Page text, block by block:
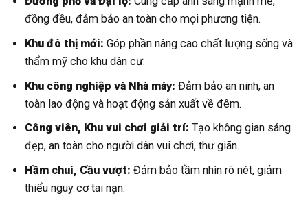
đồng đều, đảm bảo an toàn cho mọi phương tiện.
Khu đô thị mới: Góp phần nâng cao chất lượng sống và
thẩm mỹ cho khu dân cư.
Khu công nghiệp và Nhà máy: Đảm bảo an ninh, an
toàn lao động và hoạt động sản xuất về đêm.
Công viên, Khu vui chơi giải trí: Tạo không gian sáng
đẹp, an toàn cho người dân vui chơi, thư giãn.
Hầm chui, Cầu vượt: Đảm bảo tầm nhìn rõ nét, giảm
thiểu nguy cơ tai nạn.